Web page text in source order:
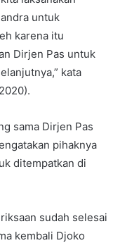
untuk
karena itu
Dirjen Pas untuk
kata
sama Dirjen Pas
pihaknya
ditempatkan di
sudah selesai
kembali Djoko